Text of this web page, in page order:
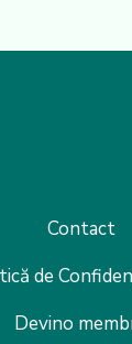
Contact
de
Devino